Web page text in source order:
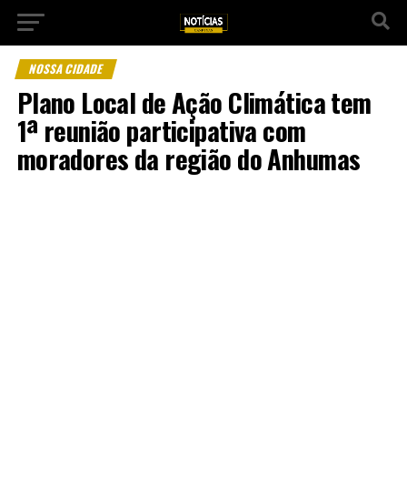
NOSSA CIDADE
Plano Local de Ação Climática tem
1ª reunião participativa com
moradores da região do Anhumas